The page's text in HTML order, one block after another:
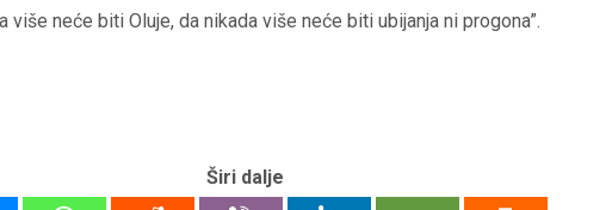
više neće biti Oluje, da nikada više neće biti ubijanja ni progona”.
Širi dalje